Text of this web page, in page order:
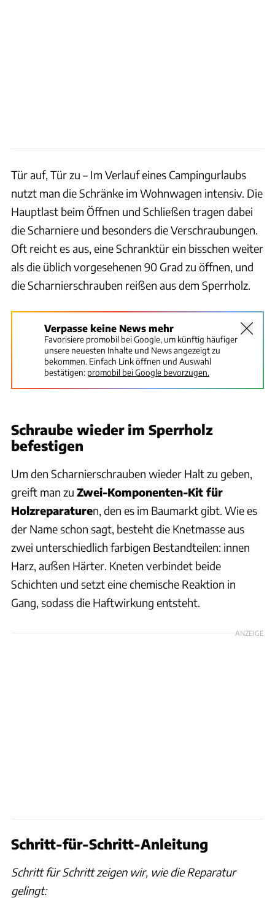
Tür auf, Tür zu – Im Verlauf eines Campingurlaubs
nutzt man die Schränke im Wohnwagen intensiv. Die
Hauptlast beim Öffnen und Schließen tragen dabei
die Scharniere und besonders die Verschraubungen.
Oft reicht es aus, eine Schranktür ein bisschen weiter
als die üblich vorgesehenen 90 Grad zu öffnen, und
die Scharnierschrauben reißen aus dem Sperrholz.
Verpasse keine News mehr
Favorisiere promobil bei Google, um künftig häufiger
unsere neuesten Inhalte und News angezeigt zu
bekommen. Einfach Link öffnen und Auswahl
bestätigen: promobil bei Google bevorzugen.
Schraube wieder im Sperrholz
befestigen
Um den Scharnierschrauben wieder Halt zu geben,
greift man zu Zwei-Komponenten-Kit für
Holzreparaturen, den es im Baumarkt gibt. Wie es
der Name schon sagt, besteht die Knetmasse aus
zwei unterschiedlich farbigen Bestandteilen: innen
Harz, außen Härter. Kneten verbindet beide
Schichten und setzt eine chemische Reaktion in
Gang, sodass die Haftwirkung entsteht.
ANZEIGE
Schritt-für-Schritt-Anleitung
Schritt für Schritt zeigen wir, wie die Reparatur
gelingt: